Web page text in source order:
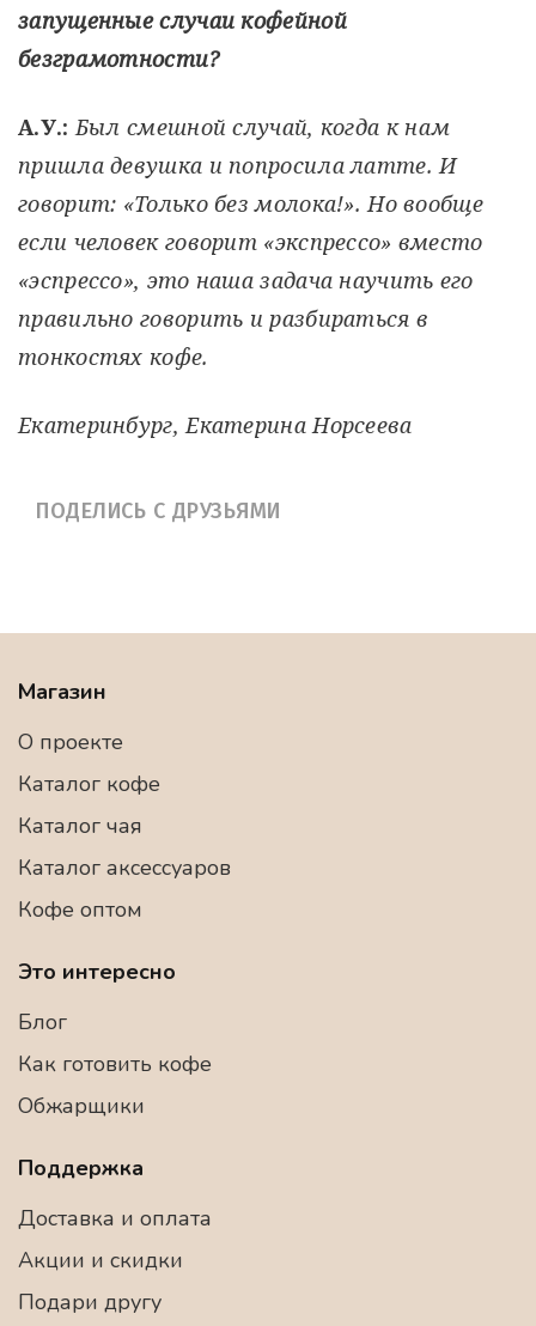
запущенные случаи кофейной
безграмотности?
А.У.: Был смешной случай, когда к нам
пришла девушка и попросила латте. И
говорит: «Только без молока!». Но вообще
если человек говорит «экспрессо» вместо
«эспрессо», это наша задача научить его
правильно говорить и разбираться в
тонкостях кофе.
Екатеринбург, Екатерина Норсеева
ПОДЕЛИСЬ С ДРУЗЬЯМИ
Магазин
О проекте
Каталог кофе
Каталог чая
Каталог аксессуаров
Кофе оптом
Это интересно
Блог
Как готовить кофе
Обжарщики
Поддержка
Доставка и оплата
Акции и скидки
Подари другу